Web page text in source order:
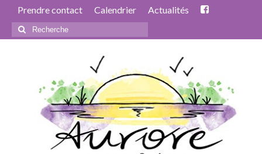
Prendre contact Calendrier Actualités
Rechercher
: